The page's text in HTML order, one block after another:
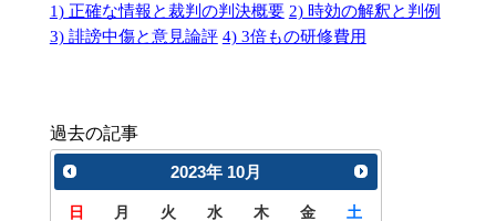
1) 正確な情報と裁判の判決概要 2) 時効の解釈と判例
3) 誹謗中傷と意見論評 4) 3倍もの研修費用
過去の記事
2023年 10月
日 月 火 水 木 金 土